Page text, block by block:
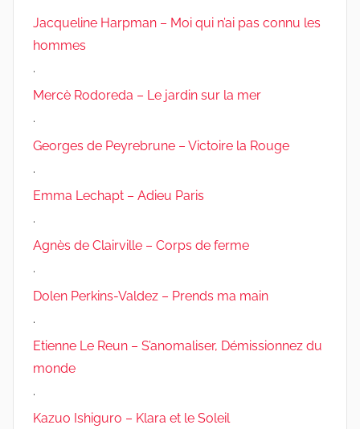
Jacqueline Harpman – Moi qui n’ai pas connu les
hommes
.
Mercè Rodoreda – Le jardin sur la mer
.
Georges de Peyrebrune – Victoire la Rouge
.
Emma Lechapt – Adieu Paris
.
Agnès de Clairville – Corps de ferme
.
Dolen Perkins-Valdez – Prends ma main
.
Etienne Le Reun – S’anomaliser, Démissionnez du
monde
.
Kazuo Ishiguro – Klara et le Soleil